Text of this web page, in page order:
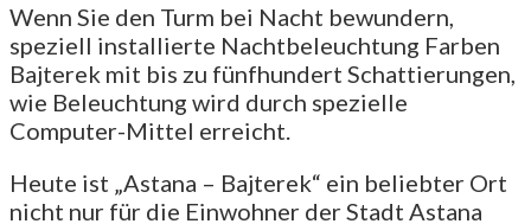
Wenn Sie den Turm bei Nacht bewundern,
speziell installierte Nachtbeleuchtung Farben
Bajterek mit bis zu fünfhundert Schattierungen,
wie Beleuchtung wird durch spezielle
Computer-Mittel erreicht.
Heute ist „Astana – Bajterek“ ein beliebter Ort
nicht nur für die Einwohner der Stadt Astana